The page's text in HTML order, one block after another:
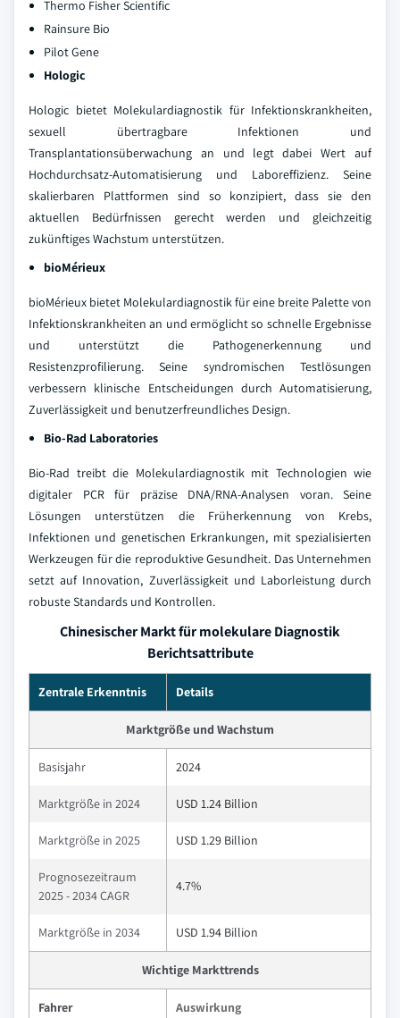
Thermo Fisher Scientific
Rainsure Bio
Pilot Gene
Hologic
Hologic bietet Molekulardiagnostik für Infektionskrankheiten,
sexuell übertragbare Infektionen und
Transplantationsüberwachung an und legt dabei Wert auf
Hochdurchsatz-Automatisierung und Laboreffizienz. Seine
skalierbaren Plattformen sind so konzipiert, dass sie den
aktuellen Bedürfnissen gerecht werden und gleichzeitig
zukünftiges Wachstum unterstützen.
bioMérieux
bioMérieux bietet Molekulardiagnostik für eine breite Palette von
Infektionskrankheiten an und ermöglicht so schnelle Ergebnisse
und unterstützt die Pathogenerkennung und
Resistenzprofilierung. Seine syndromischen Testlösungen
verbessern klinische Entscheidungen durch Automatisierung,
Zuverlässigkeit und benutzerfreundliches Design.
Bio-Rad Laboratories
Bio-Rad treibt die Molekulardiagnostik mit Technologien wie
digitaler PCR für präzise DNA/RNA-Analysen voran. Seine
Lösungen unterstützen die Früherkennung von Krebs,
Infektionen und genetischen Erkrankungen, mit spezialisierten
Werkzeugen für die reproduktive Gesundheit. Das Unternehmen
setzt auf Innovation, Zuverlässigkeit und Laborleistung durch
robuste Standards und Kontrollen.
Chinesischer Markt für molekulare Diagnostik
Berichtsattribute
Zentrale Erkenntnis Details
Marktgröße und Wachstum
Basisjahr 2024
Marktgröße in 2024 USD 1.24 Billion
Marktgröße in 2025 USD 1.29 Billion
Prognosezeitraum
2025 - 2034 CAGR
4.7%
Marktgröße in 2034 USD 1.94 Billion
Wichtige Markttrends
Fahrer Auswirkung